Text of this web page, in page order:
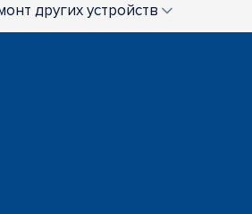
других устройств